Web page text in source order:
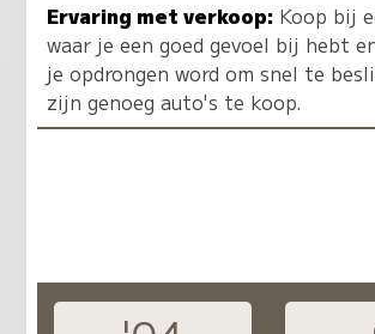
Ervaring met verkoop: Koop bij
waar je een goed gevoel bij hebt
je opdrongen word om snel te
zijn genoeg auto's te koop.